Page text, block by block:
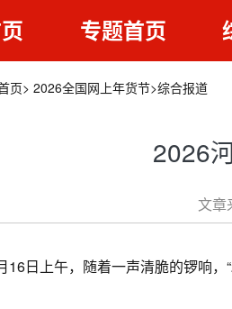
专题首页
页> 2026全国网上年货节>综合报道
2026
文章
日上午，随着一声清脆的锣响，